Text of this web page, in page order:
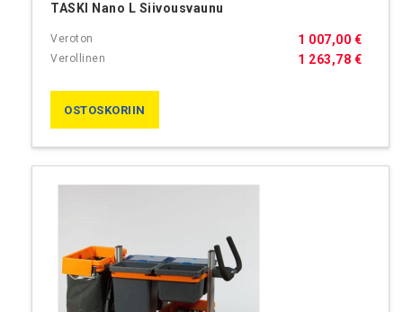
TASKI Nano L Siivousvaunu
1 263,78 €
1 007,00 €
OSTOSKORIIN